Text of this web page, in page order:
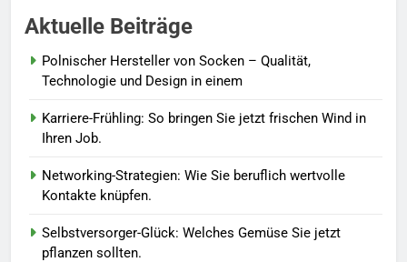
Aktuelle Beiträge
Polnischer Hersteller von Socken – Qualität,
Technologie und Design in einem
Karriere-Frühling: So bringen Sie jetzt frischen Wind in
Ihren Job.
Networking-Strategien: Wie Sie beruflich wertvolle
Kontakte knüpfen.
Selbstversorger-Glück: Welches Gemüse Sie jetzt
pflanzen sollten.
in Ihren Garten.
LEBENSSTIL
7
zum Quereinstieg in der neuen
8
So kombinieren Sie Pastelltöne